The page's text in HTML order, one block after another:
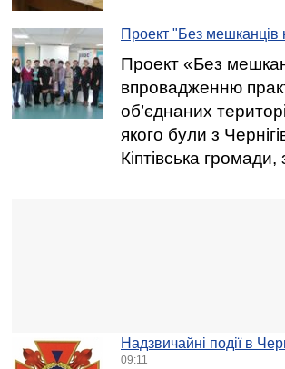
Проект "Без мешканців
Проект «Без
впровадженню
об’єднаних
якого були з
Кіптівська
Надзвичайні події в
09:11